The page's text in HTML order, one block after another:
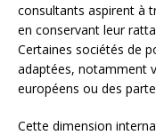
consultants aspirent à
en conservant leur
Certaines sociétés de
adaptées, notamment
européens ou des
Cette dimension